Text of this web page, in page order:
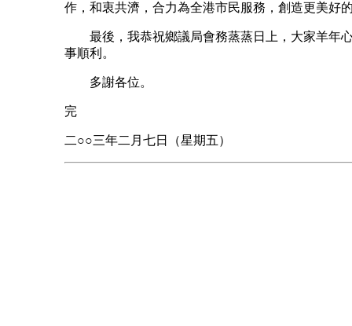
作，和衷共濟，合力為全港市民服務，創造更美好
最後，我恭祝鄉議局會務蒸蒸日上，大家羊年
事順利。
多謝各位。
完
二○○三年二月七日（星期五）